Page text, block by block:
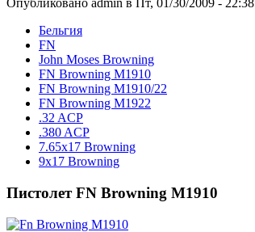
Опубликовано admin в Пт, 01/30/2009 - 22:38
Бельгия
FN
John Moses Browning
FN Browning M1910
FN Browning M1910/22
FN Browning M1922
.32 ACP
.380 ACP
7.65x17 Browning
9x17 Browning
Пистолет FN Browning M1910